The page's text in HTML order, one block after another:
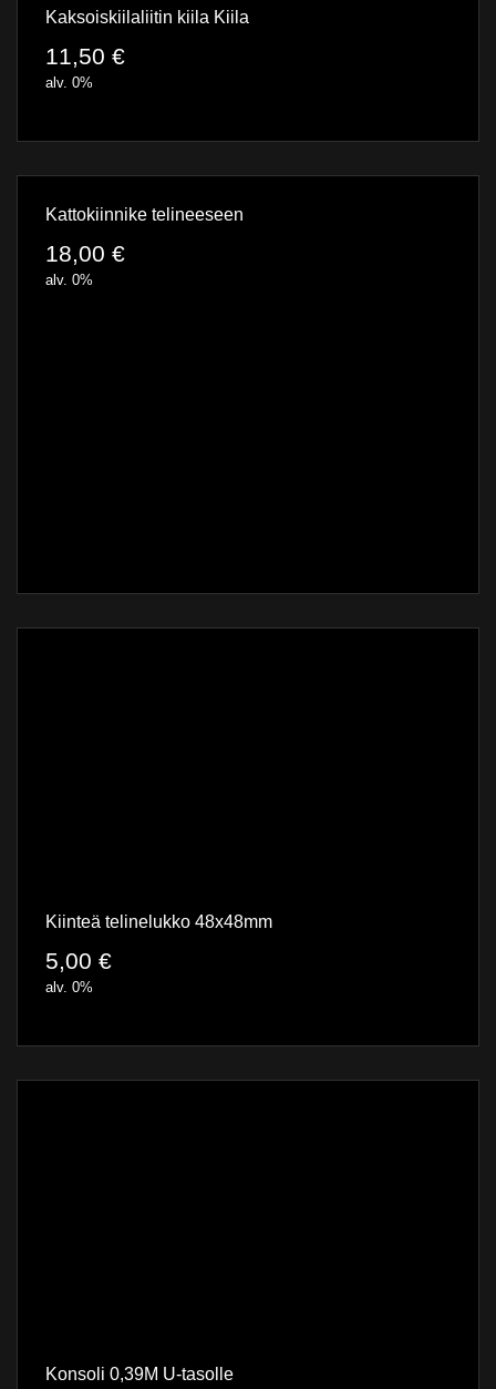
Kaksoiskiilaliitin kiila Kiila
11,50 €
alv. 0%
Kattokiinnike telineeseen
18,00 €
alv. 0%
Kiinteä telinelukko 48x48mm
5,00 €
alv. 0%
Konsoli 0,39M U-tasolle